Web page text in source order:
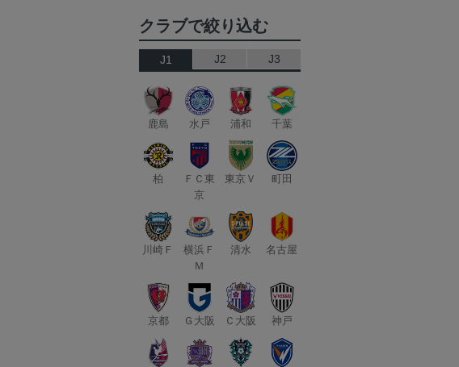
クラブで絞り込む
J1 J2 J3
鹿島 水戸 浦和 千葉
柏
ＦＣ東
京
東京Ｖ 町田
川崎Ｆ
横浜Ｆ
Ｍ
清水 名古屋
京都 Ｇ大阪 Ｃ大阪 神戸